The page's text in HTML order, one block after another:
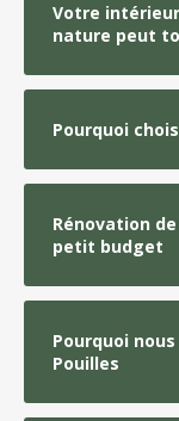
Votre
nature peut
Pourquoi
Rénovation
petit budget
Pourquoi
Pouilles